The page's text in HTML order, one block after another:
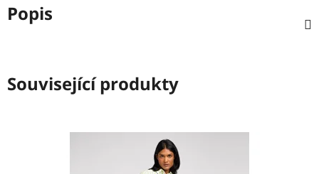
Popis
Související produkty